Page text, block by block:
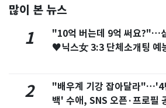
많이 본 뉴스
1
"10억 버는데 9억 써요?"…
♥닉스女 3:3 단체소개팅 예
2
"배우계 기강 잡아달라"…'4
백' 수애, SNS 오픈·프로필